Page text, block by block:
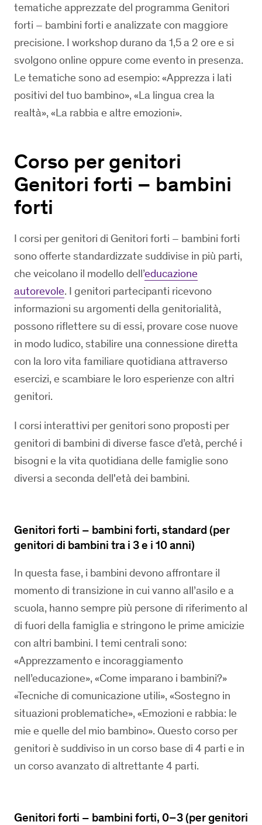
tematiche apprezzate del programma Genitori
forti – bambini forti e analizzate con maggiore
precisione. I workshop durano da 1,5 a 2 ore e si
svolgono online oppure come evento in presenza.
Le tematiche sono ad esempio: «Apprezza i lati
positivi del tuo bambino», «La lingua crea la
realtà», «La rabbia e altre emozioni».
Corso per genitori
Genitori forti – bambini
forti
I corsi per genitori di Genitori forti – bambini forti
sono offerte standardizzate suddivise in più parti,
che veicolano il modello dell’educazione
autorevole. I genitori partecipanti ricevono
informazioni su argomenti della genitorialità,
possono riflettere su di essi, provare cose nuove
in modo ludico, stabilire una connessione diretta
con la loro vita familiare quotidiana attraverso
esercizi, e scambiare le loro esperienze con altri
genitori.
I corsi interattivi per genitori sono proposti per
genitori di bambini di diverse fasce d’età, perché i
bisogni e la vita quotidiana delle famiglie sono
diversi a seconda dell'età dei bambini.
Genitori forti – bambini forti, standard (per
genitori di bambini tra i 3 e i 10 anni)
In questa fase, i bambini devono affrontare il
momento di transizione in cui vanno all’asilo e a
scuola, hanno sempre più persone di riferimento al
di fuori della famiglia e stringono le prime amicizie
con altri bambini. I temi centrali sono:
«Apprezzamento e incoraggiamento
nell’educazione», «Come imparano i bambini?»
«Tecniche di comunicazione utili», «Sostegno in
situazioni problematiche», «Emozioni e rabbia: le
mie e quelle del mio bambino». Questo corso per
genitori è suddiviso in un corso base di 4 parti e in
un corso avanzato di altrettante 4 parti.
Genitori forti – bambini forti, 0–3 (per genitori